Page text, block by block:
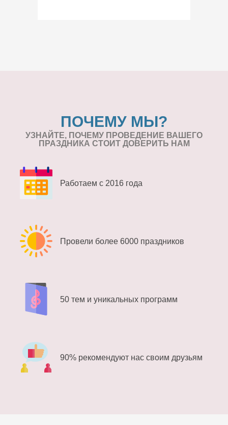
ПОЧЕМУ МЫ?
УЗНАЙТЕ, ПОЧЕМУ ПРОВЕДЕНИЕ ВАШЕГО
ПРАЗДНИКА СТОИТ ДОВЕРИТЬ НАМ
Работаем с 2016 года
Провели более 6000 праздников
50 тем и уникальных программ
90% рекомендуют нас своим друзьям